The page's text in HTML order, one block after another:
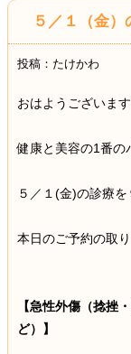
５／１（金）
投稿：たけかわ
おはようございます
健康と美容の1番の
５／１(金)の診療を
本日のご予約の取
【急性外傷（捻挫
ど）】